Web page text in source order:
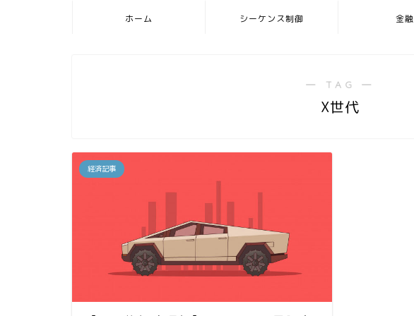
ホーム シーケンス制御 金融
― TAG ―
X世代
経済記事